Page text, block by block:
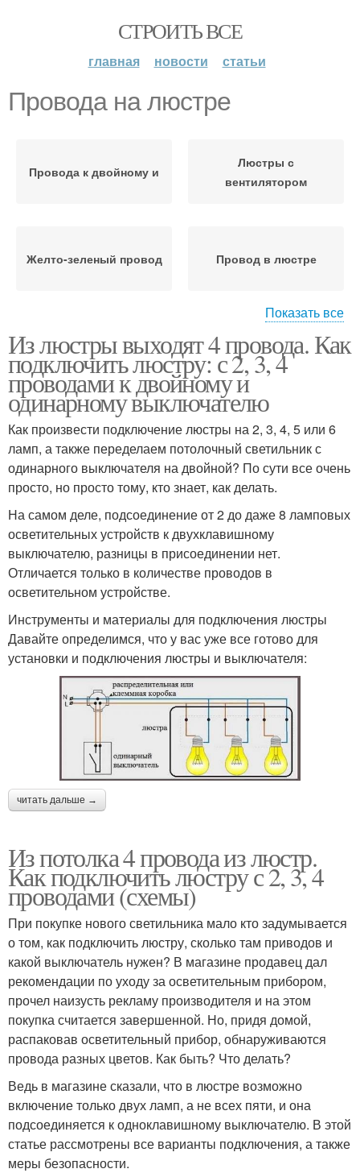
СТРОИТЬ ВСЕ
главная новости статьи
Провода на люстре
Провода к двойному и
Люстры с
вентилятором
Желто-зеленый провод Провод в люстре
выключателю
Двухконтурная люстра
Люстры к электросети Белый провод
Провода из люстр Люстры с пультом
Люстры к одинарному
выключателю
выключатель
Провода из потолка
Люстры к
двухклавишному
выключателю
Люстры с
двухклавишным
выключателем
Показать все
Из люстры выходят 4 провода. Как
подключить люстру: с 2, 3, 4
проводами к двойному и
одинарному выключателю
Как произвести подключение люстры на 2, 3, 4, 5 или 6
ламп, а также переделаем потолочный светильник с
одинарного выключателя на двойной? По сути все очень
просто, но просто тому, кто знает, как делать.
На самом деле, подсоединение от 2 до даже 8 ламповых
осветительных устройств к двухклавишному
выключателю, разницы в присоединении нет.
Отличается только в количестве проводов в
осветительном устройстве.
Инструменты и материалы для подключения люстры
Давайте определимся, что у вас уже все готово для
установки и подключения люстры и выключателя:
читать дальше →
Из потолка 4 провода из люстр.
Как подключить люстру с 2, 3, 4
проводами (схемы)
При покупке нового светильника мало кто задумывается
о том, как подключить люстру, сколько там приводов и
какой выключатель нужен? В магазине продавец дал
рекомендации по уходу за осветительным прибором,
прочел наизусть рекламу производителя и на этом
покупка считается завершенной. Но, придя домой,
распаковав осветительный прибор, обнаруживаются
провода разных цветов. Как быть? Что делать?
Ведь в магазине сказали, что в люстре возможно
включение только двух ламп, а не всех пяти, и она
подсоединяется к одноклавишному выключателю. В этой
статье рассмотрены все варианты подключения, а также
меры безопасности.